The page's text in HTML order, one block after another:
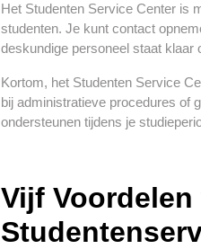
Het Studenten Service Center is
studenten. Je kunt contact
deskundige personeel staat klaar
Kortom, het Studenten Service
bij administratieve procedures of
ondersteunen tijdens je
Vijf